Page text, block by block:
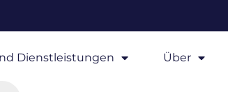
Dienstleistungen Über